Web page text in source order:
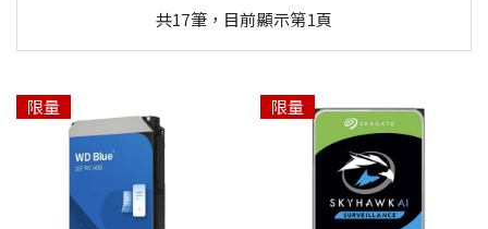
共17筆，目前顯示第1頁
限量 限量